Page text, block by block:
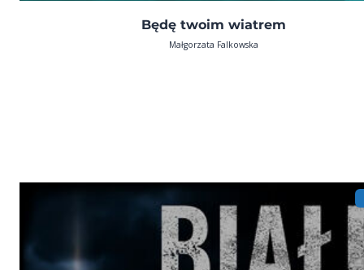
Będę twoim wiatrem
Małgorzata Falkowska